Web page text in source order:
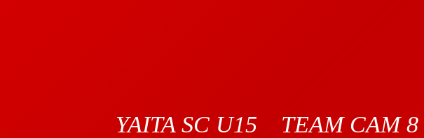
YAITA SC U15 TEAM CAM 8